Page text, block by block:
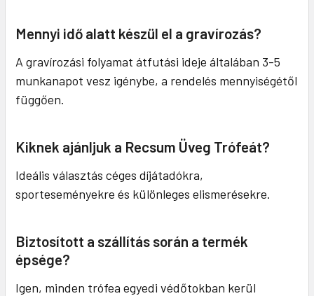
Mennyi idő alatt készül el a gravírozás?
A gravírozási folyamat átfutási ideje általában 3-5
munkanapot vesz igénybe, a rendelés mennyiségétől
függően.
Kiknek ajánljuk a Recsum Üveg Trófeát?
Ideális választás céges díjátadókra,
sporteseményekre és különleges elismerésekre.
Biztosított a szállítás során a termék
épsége?
Igen, minden trófea egyedi védőtokban kerül